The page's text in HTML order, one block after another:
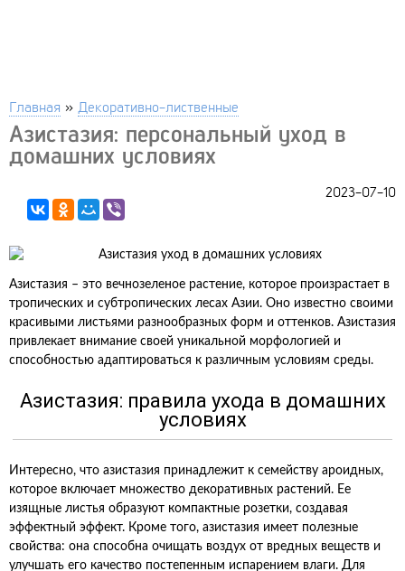
Главная » Декоративно-лиственные
Азистазия: персональный уход в
домашних условиях
2023-07-10
Азистазия – это вечнозеленое растение, которое произрастает в
тропических и субтропических лесах Азии. Оно известно своими
красивыми листьями разнообразных форм и оттенков. Азистазия
привлекает внимание своей уникальной морфологией и
способностью адаптироваться к различным условиям среды.
Азистазия: правила ухода в домашних
условиях
Интересно, что азистазия принадлежит к семейству ароидных,
которое включает множество декоративных растений. Ее
изящные листья образуют компактные розетки, создавая
эффектный эффект. Кроме того, азистазия имеет полезные
свойства: она способна очищать воздух от вредных веществ и
улучшать его качество постепенным испарением влаги. Для